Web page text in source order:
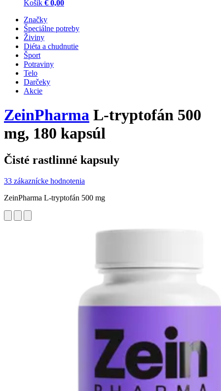
Košík € 0,00
Značky
Špeciálne potreby
Živiny
Diéta a chudnutie
Šport
Potraviny
Telo
Darčeky
Akcie
ZeinPharma L-tryptofán 500
mg, 180 kapsúl
Čisté rastlinné kapsuly
33 zákaznícke hodnotenia
ZeinPharma L-tryptofán 500 mg